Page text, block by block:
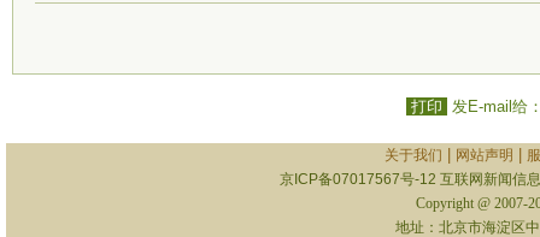
打印 发E-mail给
关于我们 网站声明
京ICP备07017567号-12 互联网新闻信
Copyright @ 2007-
地址：北京市海淀区